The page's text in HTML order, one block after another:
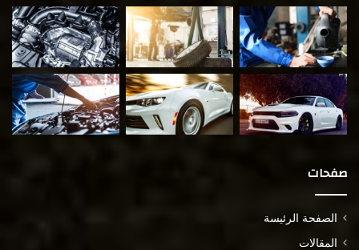
صفحات
الصفحة الرئيسة
المقالات